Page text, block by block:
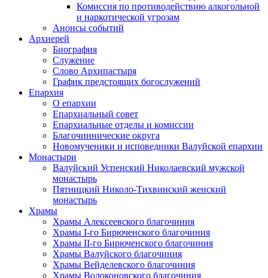
Комиссия по противодействию алкогольной
и наркотической угрозам
Анонсы событий
Архиерей
Биография
Служение
Слово Архипастыря
График предстоящих богослужений
Епархия
О епархии
Епархиальный совет
Епархиальные отделы и комиссии
Благочиннические округа
Новомученики и исповедники Валуйской епархии
Монастыри
Валуйский Успенский Николаевский мужской
монастырь
Пятницкий Николо-Тихвинский женский
монастырь
Храмы
Храмы Алексеевского благочиния
Храмы I-го Бирюченского благочиния
Храмы II-го Бирюченского благочиния
Храмы Валуйского благочиния
Храмы Вейделевского благочиния
Храмы Волоконовского благочиния